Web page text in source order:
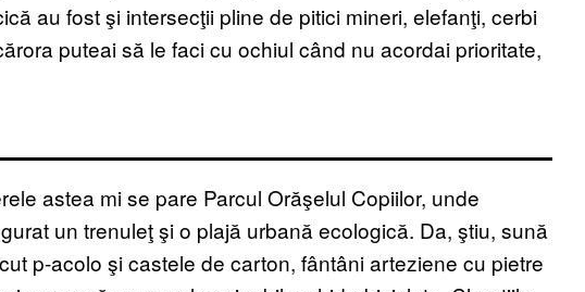
au fost şi intersecţii pline de pitici mineri, elefanţi, cerbi
puteai să le faci cu ochiul când nu acordai prioritate,
astea mi se pare Parcul Orăşelul Copiilor, unde
un trenuleţ şi o plajă urbană ecologică. Da, ştiu, sună
p-acolo şi castele de carton, fântâni arteziene cu pietre